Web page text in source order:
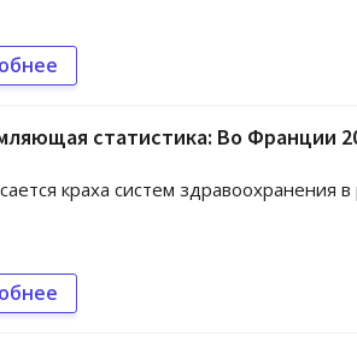
статистика: Во Франции
краха систем здравоохранения